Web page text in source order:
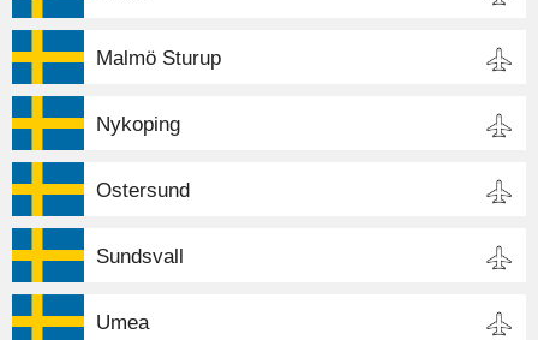
Malmö Sturup
Nykoping
Ostersund
Sundsvall
Umea